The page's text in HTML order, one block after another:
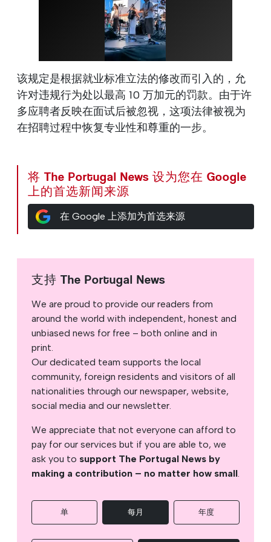
该规定是根据就业标准立法的修改而引入的，允
许对违规行为处以最高 10 万加元的罚款。由于许
多应聘者反映在面试后被忽视，这项法律被视为
在招聘过程中恢复专业性和尊重的一步。
将 The Portugal News 设为您在 Google
上的首选新闻来源
在 Google 上添加为首选来源
支持 The Portugal News
We are proud to provide our readers from
around the world with independent, honest and
unbiased news for free – both online and in
print.
Our dedicated team supports the local
community, foreign residents and visitors of all
nationalities through our newspaper, website,
social media and our newsletter.
We appreciate that not everyone can afford to
pay for our services but if you are able to, we
ask you to support The Portugal News by
making a contribution – no matter how small.
单 每月 年度